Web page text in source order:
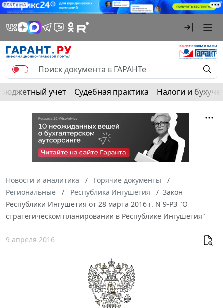
РЕКЛАМА
Бюджетный учет Судебная практика Налоги и
Новости и аналитика
Горячие документы
Региональные
Республика Ингушетия
Закон
Республики Ингушетия от 28 марта 2016 г. N 9-РЗ "О
стратегическом планировании в Республике Ингушетия"
9 апреля 2016